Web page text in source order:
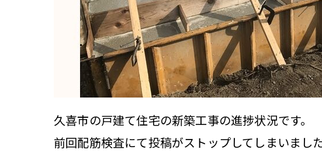
久喜市の戸建て住宅の新築工事の進捗状況です。
前回配筋検査にて投稿がストップしてしまいました